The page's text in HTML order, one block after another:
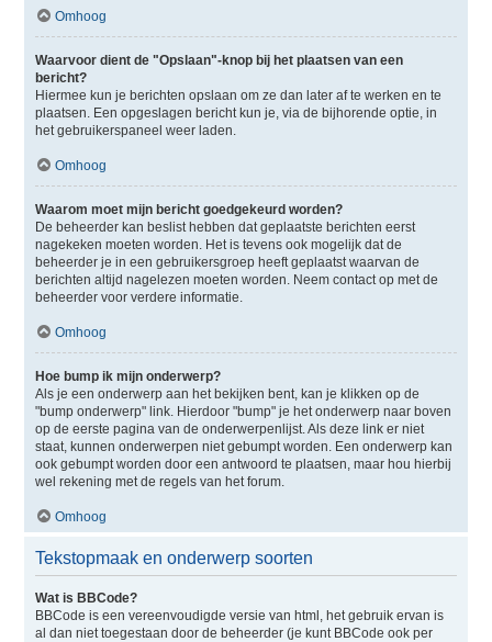
Omhoog
Waarvoor dient de "Opslaan"-knop bij het plaatsen van een
bericht?
Hiermee kun je berichten opslaan om ze dan later af te werken en te
plaatsen. Een opgeslagen bericht kun je, via de bijhorende optie, in
het gebruikerspaneel weer laden.
Omhoog
Waarom moet mijn bericht goedgekeurd worden?
De beheerder kan beslist hebben dat geplaatste berichten eerst
nagekeken moeten worden. Het is tevens ook mogelijk dat de
beheerder je in een gebruikersgroep heeft geplaatst waarvan de
berichten altijd nagelezen moeten worden. Neem contact op met de
beheerder voor verdere informatie.
Omhoog
Hoe bump ik mijn onderwerp?
Als je een onderwerp aan het bekijken bent, kan je klikken op de
"bump onderwerp" link. Hierdoor "bump" je het onderwerp naar boven
op de eerste pagina van de onderwerpenlijst. Als deze link er niet
staat, kunnen onderwerpen niet gebumpt worden. Een onderwerp kan
ook gebumpt worden door een antwoord te plaatsen, maar hou hierbij
wel rekening met de regels van het forum.
Omhoog
Tekstopmaak en onderwerp soorten
Wat is BBCode?
BBCode is een vereenvoudigde versie van html, het gebruik ervan is
al dan niet toegestaan door de beheerder (je kunt BBCode ook per